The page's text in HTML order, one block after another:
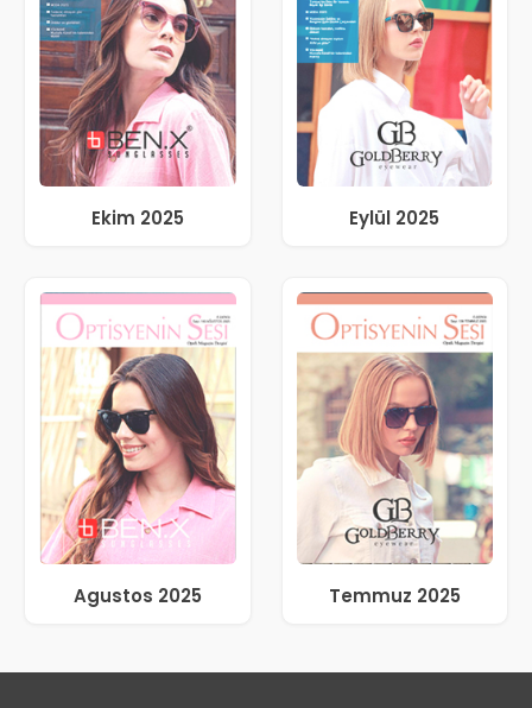
Ekim 2025 Eylül 2025
Agustos 2025 Temmuz 2025